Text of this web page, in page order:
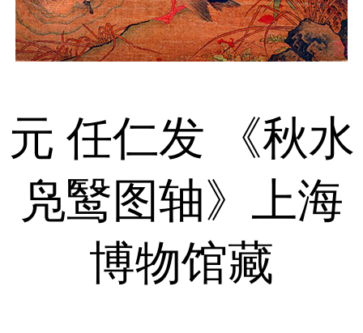
元 任仁发 《秋水
凫鹥图轴》上海
博物馆藏